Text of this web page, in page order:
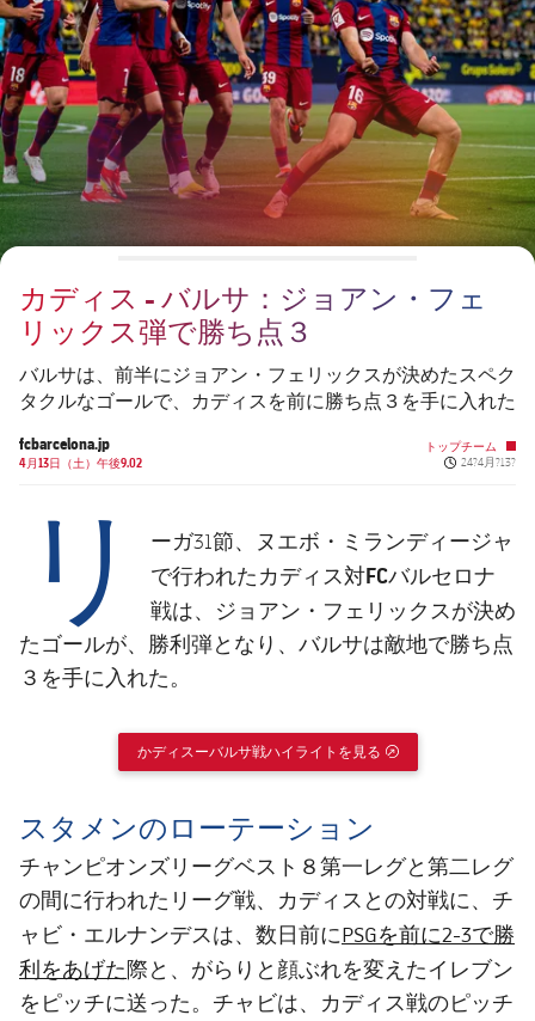
10年毎
会長
レジェンド
監督
plusicon
label.aria.plus
プレスパス
チケット
結果
順位表
スケジュール
チケット
結果
PLUSICON
LABEL.ARIA.PLUS
トップチーム
plusicon
label.aria.plus
スケジュール
チケット
結果
順位表
PLUSICON
LABEL.ARIA.PLUS
トップチーム
スケジュール
チケット
結果
PLUSICON
LABEL.ARIA.PLUS
トップチーム
plusicon
label.aria.plus
スケジュール
結果
順位表
PLUSICON
LABEL.ARIA.PLUS
plusicon
label.aria.plus
スケジュール
チケット
結果
順位表
カディス - バルサ：ジョアン・フェ
リックス弾で勝ち点３
バルサは、前半にジョアン・フェリックスが決めたスペク
タクルなゴールで、カディスを前に勝ち点３を手に入れた
fcbarcelona.jp
4月13日（土）午後9.02
トップチーム
Published
24?4月?13?
リ
ーガ31節、ヌエボ・ミランディージャ
で行われたカディス対FCバルセロナ
戦は、 ジョアン・フェリックス が決め
たゴールが、勝利弾となり、バルサは敵地で勝ち点
３を手に入れた。
かディスーバルサ戦ハイライトを見る EXTERNAL LINK
スタメンのローテーション
チャンピオンズリーグベスト８第一レグと第二レグ
の間に行われたリーグ戦、カディスとの対戦に、チ
ャビ・エルナンデスは、数日前にPSGを前に2-3で勝
利をあげた際と、がらりと顔ぶれを変えたイレブン
をピッチに送った。チャビは、カディス戦のピッチ